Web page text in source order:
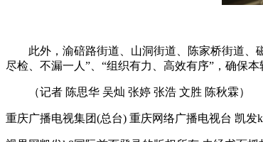
此外，渝碚路街道、山洞街道、陈家桥街道
尽检、不漏一人”、“组织有力、高效有序”，确保本
（记者 陈思华 吴灿 张婷 张浩 文胜 陈秋霖）
重庆广播电视集团(总台) 重庆网络广播电视台 凯发